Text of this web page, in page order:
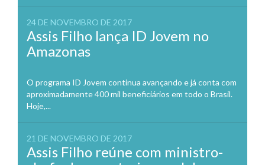
24 DE NOVEMBRO DE 2017
Assis Filho lança ID Jovem no
Amazonas
O programa ID Jovem continua avançando e já conta com
aproximadamente 400 mil beneficiários em todo o Brasil.
Hoje,...
21 DE NOVEMBRO DE 2017
Assis Filho reúne com ministro-